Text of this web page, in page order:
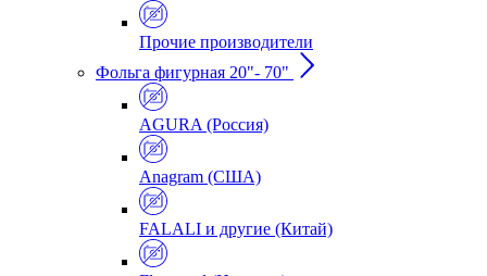
Прочие производители
Фольга фигурная 20"- 70"
AGURA (Россия)
Anagram (США)
FALALI и другие (Китай)